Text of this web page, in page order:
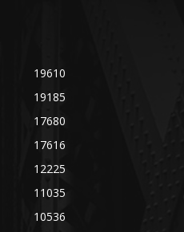
19610
19185
17680
17616
12225
11035
10536